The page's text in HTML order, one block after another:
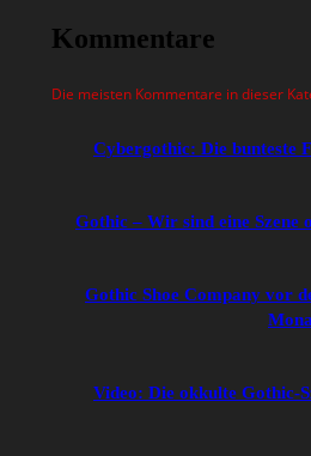
Kommentare
Die meisten Kommentare in dieser
Cybergothic: Die bunteste
Gothic – Wir sind eine Szene
Gothic Shoe Company vor
Video: Die okkulte Gothic-